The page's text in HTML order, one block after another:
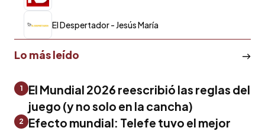
El Despertador - Jesús María
Lo más leído
1
El Mundial 2026 reescribió las reglas del
juego (y no solo en la cancha)
2
Efecto mundial: Telefe tuvo el mejor